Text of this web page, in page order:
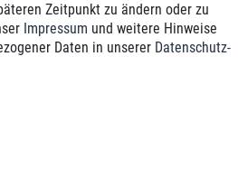
8989 96160*
von Montag bis Freitag von 9 Uhr - 18 Uhr.
Zeitpunkt zu ändern oder zu
Impressum und weitere Hinweise
Daten in unserer Daten­schutz­